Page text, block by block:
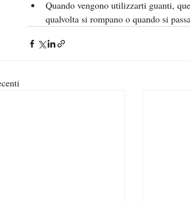
Quando vengono utilizzarti guanti,
qualvolta si rompano o quando si